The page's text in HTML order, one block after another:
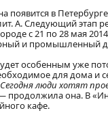
появится в
А. Следующий этап
с 21 по 28 мая
и промышленный
особенным уже
для дома и
люди хотят
продолжила она. В
кафе.